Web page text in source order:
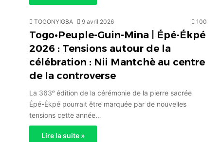
TOGONYIGBA 9 avril 2026 100
Togo•Peuple-Guin-Mina | Épé-Ékpé
2026 : Tensions autour de la
célébration : Nii Mantchè au centre
de la controverse
La 363ᵉ édition de la cérémonie de la pierre sacrée
Épé-Ékpé pourrait être marquée par de nouvelles
tensions cette année…
Lire la suite »